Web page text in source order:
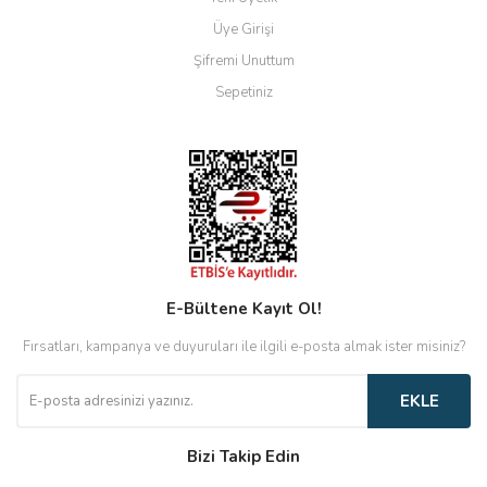
Üye Girişi
Şifremi Unuttum
Sepetiniz
E-Bültene Kayıt Ol!
Fırsatları, kampanya ve duyuruları ile ilgili e-posta almak ister misiniz?
EKLE
Bizi Takip Edin